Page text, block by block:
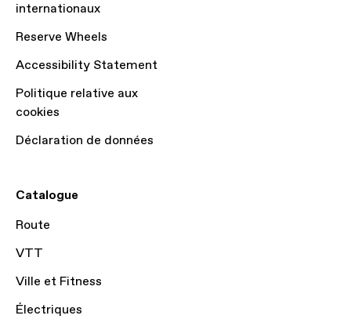
internationaux
Reserve Wheels
Accessibility Statement
Politique relative aux
cookies
Déclaration de données
Catalogue
Route
VTT
Ville et Fitness
Électriques